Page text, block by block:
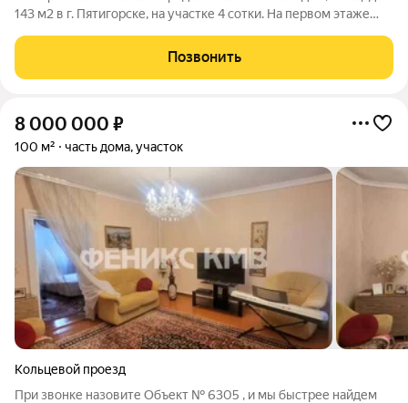
143 м2 в г. Пятигорске, на участке 4 сотки. На первом этаже
помещением по периметру кухни, раздельный санузел. На
втором этаже большой
Позвонить
8 000 000 ₽
100 м² часть дома, участок
Кольцевой проезд
При звонке назовите Объект № 6305 , и мы быстрее найдем